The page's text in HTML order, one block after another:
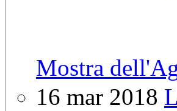
Mostra
16 mar 2018